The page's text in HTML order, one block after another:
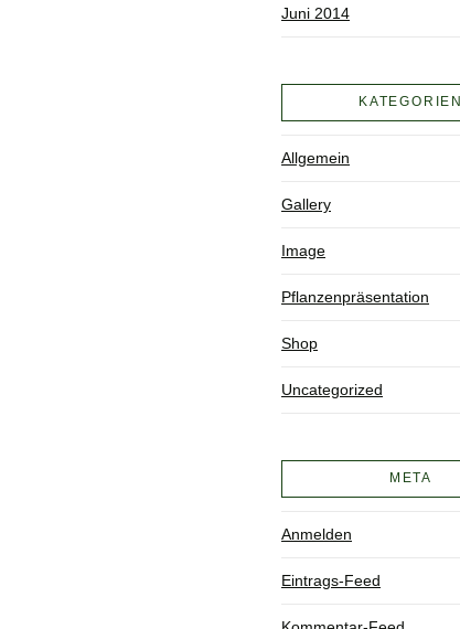
Juni 2014
KATEGORIEN
Allgemein
Gallery
Image
Pflanzenpräsentation
Shop
Uncategorized
META
Anmelden
Eintrags-Feed